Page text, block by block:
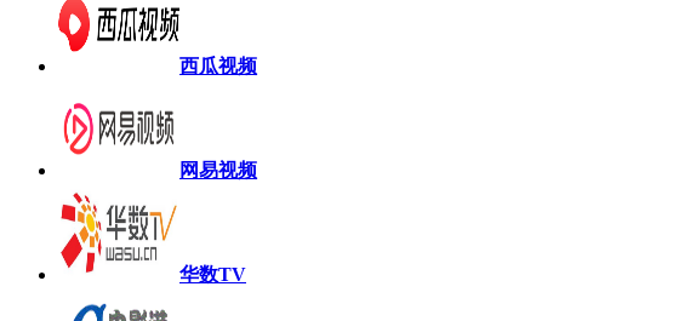
西瓜视频
网易视频
华数TV